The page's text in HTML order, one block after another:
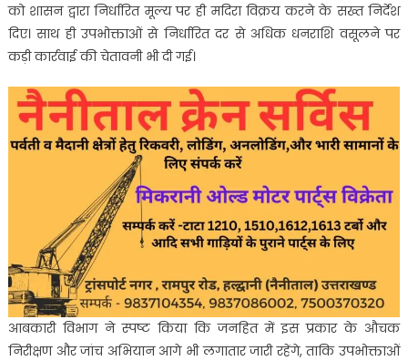
को शासन द्वारा निर्धारित मूल्य पर ही मदिरा विक्रय करने के सख्त निर्देश
दिए। साथ ही उपभोक्ताओं से निर्धारित दर से अधिक धनराशि वसूलने पर
कड़ी कार्रवाई की चेतावनी भी दी गई।
आबकारी विभाग ने स्पष्ट किया कि जनहित में इस प्रकार के औचक
निरीक्षण और जांच अभियान आगे भी लगातार जारी रहेंगे, ताकि उपभोक्ताओं